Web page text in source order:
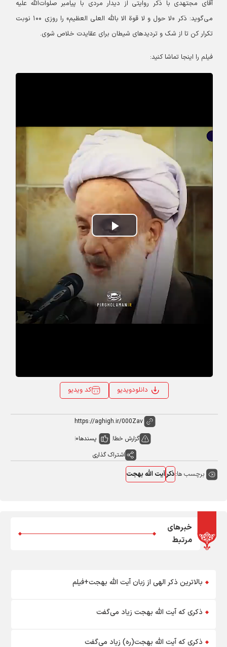
آقای مجتهدی با ذکر روایتی از دیدار مردی با پیامبر صلوات‌الله علیه
می‌گوید: ذکر «لا حول و لا قوة الا بالله العلی العظیم» را روزی ۱۰۰ نوبت
تکرار کن تا از شک و تردیدهای شیطان برای عقایدت خلاص شوی.
فیلم را اینجا تماشا کنید:
Play
Video
کد ویدیو دانلودویدیو
گزارش خطا پسندها0
اشتراک گذاری
برچسب ها:ذکرآیت الله بهجت
خبرهای
مرتبط
بالاترین ذکر الهی از زبان آیت اللّه بهجت+فیلم
ذکری که آیت الله بهجت زیاد می‌گفت
ذکری که آیت الله بهجت(ره) زیاد می‌گفت